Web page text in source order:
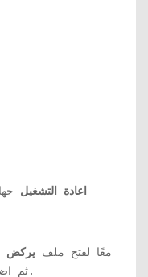
اعادة التشغيل
اضغط على مفتاح Win و R معًا لفتح ملف يركض
ثم اضغط دخول.